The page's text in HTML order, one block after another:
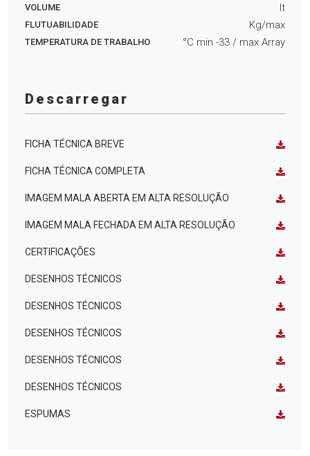
VOLUME lt
FLUTUABILIDADE Kg/max
TEMPERATURA DE TRABALHO °C min -33 / max Array
Descarregar
FICHA TÉCNICA BREVE
FICHA TÉCNICA COMPLETA
IMAGEM MALA ABERTA EM ALTA RESOLUÇÃO
IMAGEM MALA FECHADA EM ALTA RESOLUÇÃO
CERTIFICAÇÕES
DESENHOS TÉCNICOS
DESENHOS TÉCNICOS
DESENHOS TÉCNICOS
DESENHOS TÉCNICOS
DESENHOS TÉCNICOS
ESPUMAS